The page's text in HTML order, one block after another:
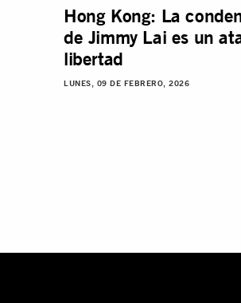
Hong Kong: La
de Jimmy Lai es un
libertad
LUNES, 09 DE FEBRERO, 2026